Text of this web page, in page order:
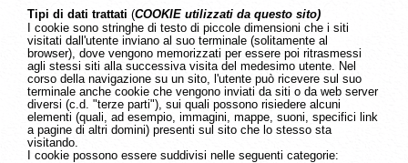
Tipi di dati trattati (COOKIE utilizzati da questo sito)
I cookie sono stringhe di testo di piccole dimensioni che i siti
visitati dall'utente inviano al suo terminale (solitamente al
browser), dove vengono memorizzati per essere poi ritrasmessi
agli stessi siti alla successiva visita del medesimo utente. Nel
corso della navigazione su un sito, l'utente può ricevere sul suo
terminale anche cookie che vengono inviati da siti o da web server
diversi (c.d. "terze parti"), sui quali possono risiedere alcuni
elementi (quali, ad esempio, immagini, mappe, suoni, specifici link
a pagine di altri domini) presenti sul sito che lo stesso sta
visitando.
I cookie possono essere suddivisi nelle seguenti categorie: